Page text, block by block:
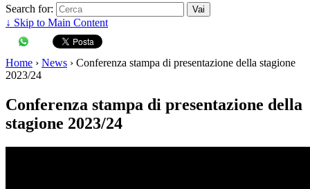
Search for:
↓ Skip to Main Content
Home › News › Conferenza stampa di presentazione della stagione
2023/24
Conferenza stampa di presentazione della
stagione 2023/24